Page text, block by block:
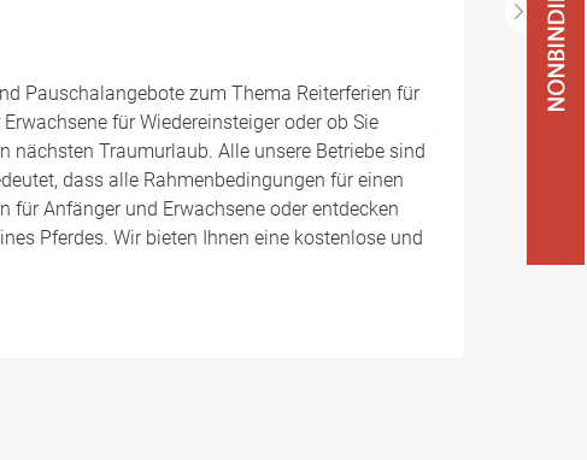
Pauschalangebote zum Thema Reiterferien für
für Wiedereinsteiger oder ob Sie
nächsten Traumurlaub. Alle unsere Betriebe sind
dass alle Rahmenbedingungen für einen
für Anfänger und Erwachsene oder entdecken
Pferdes. Wir bieten Ihnen eine kostenlose und